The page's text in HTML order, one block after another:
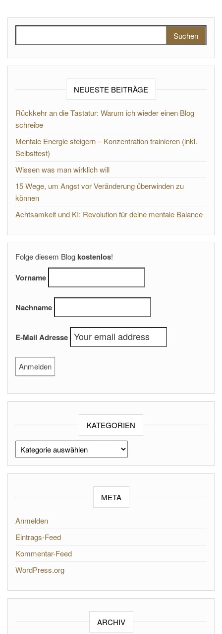
NEUESTE BEITRÄGE
Rückkehr an die Tastatur: Warum ich wieder einen Blog
schreibe
Mentale Energie steigern – Konzentration trainieren (inkl.
Selbsttest)
Wissen was man wirklich will
15 Wege, um Angst vor Veränderung überwinden zu
können
Achtsamkeit und KI: Revolution für deine mentale Balance
Folge diesem Blog kostenlos!
Vorname
Nachname
E-Mail Adresse
KATEGORIEN
Kategorien
META
Anmelden
Eintrags-Feed
Kommentar-Feed
WordPress.org
ARCHIV